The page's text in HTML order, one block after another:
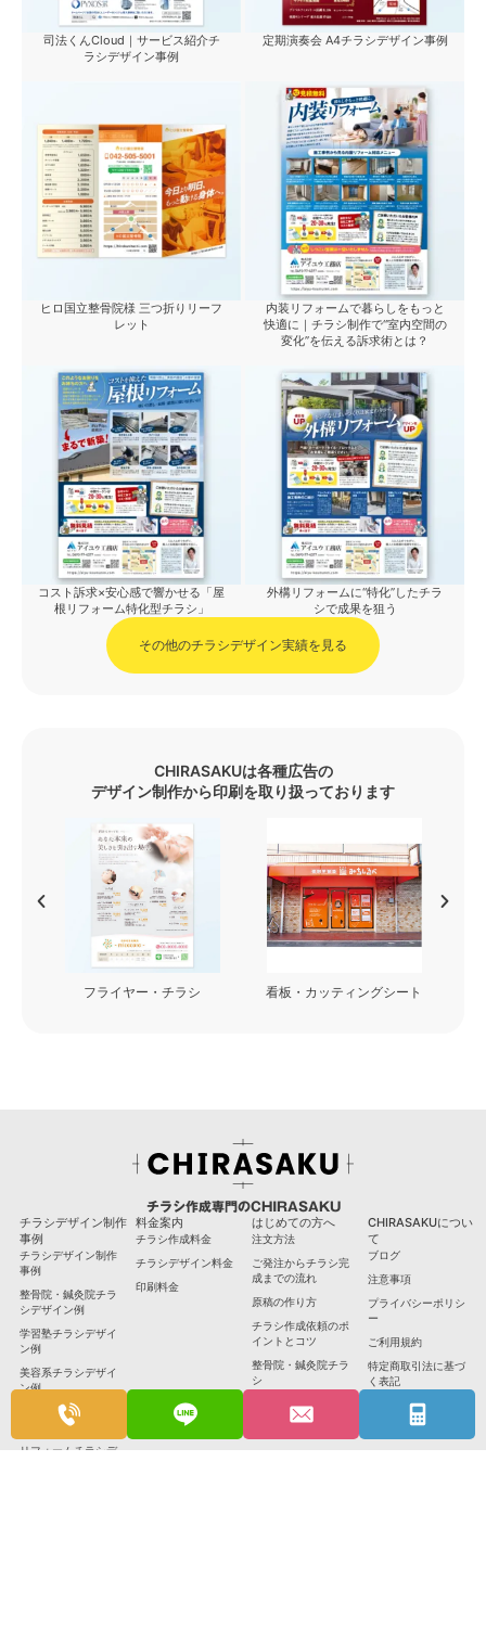
司法くんCloud｜サービス紹介チ
ラシデザイン事例
定期演奏会 A4チラシデザイン事例
ヒロ国立整骨院様 三つ折りリーフ
レット
内装リフォームで暮らしをもっと
快適に｜チラシ制作で“室内空間の
変化”を伝える訴求術とは？
コスト訴求×安心感で響かせる「屋
根リフォーム特化型チラシ」
外構リフォームに“特化”したチラ
シで成果を狙う
その他のチラシデザイン実績を見る
CHIRASAKUは各種広告の
デザイン制作から印刷を取り扱っております
フライヤー・チラシ 看板・カッティングシート
チラシ作成専門のCHIRASAKU
チラシデザイン制作
事例
チラシデザイン制作
事例
整骨院・鍼灸院チラ
シデザイン例
学習塾チラシデザイ
ン例
美容系チラシデザイ
ン例
飲食店チラシデザイ
リフォームチラシデ
料金案内
チラシ作成料金
チラシデザイン料金
印刷料金
はじめての方へ
注文方法
ご発注からチラシ完
成までの流れ
原稿の作り方
チラシ作成依頼のポ
イントとコツ
整骨院・鍼灸院チラ
シ
CHIRASAKUについ
て
ブログ
注意事項
プライバシーポリシ
ー
ご利用規約
特定商取引法に基づ
く表記
無料相談
無料見積もり依頼